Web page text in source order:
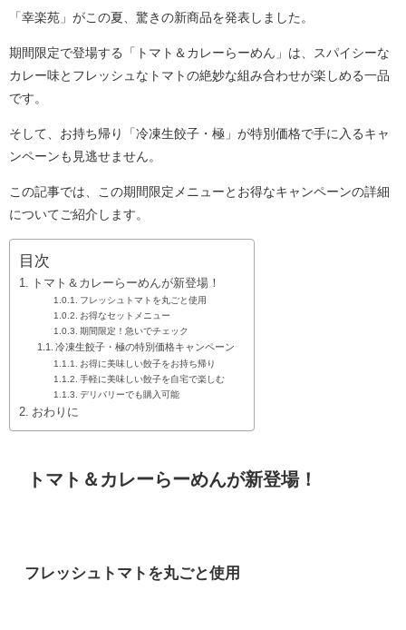
「幸楽苑」がこの夏、驚きの新商品を発表しました。
期間限定で登場する「トマト＆カレーらーめん」は、スパイシーな
カレー味とフレッシュなトマトの絶妙な組み合わせが楽しめる一品
です。
そして、お持ち帰り「冷凍生餃子・極」が特別価格で手に入るキャ
ンペーンも見逃せません。
この記事では、この期間限定メニューとお得なキャンペーンの詳細
についてご紹介します。
目次
トマト＆カレーらーめんが新登場！
フレッシュトマトを丸ごと使用
お得なセットメニュー
期間限定！急いでチェック
冷凍生餃子・極の特別価格キャンペーン
お得に美味しい餃子をお持ち帰り
手軽に美味しい餃子を自宅で楽しむ
デリバリーでも購入可能
おわりに
トマト＆カレーらーめんが新登場！
フレッシュトマトを丸ごと使用